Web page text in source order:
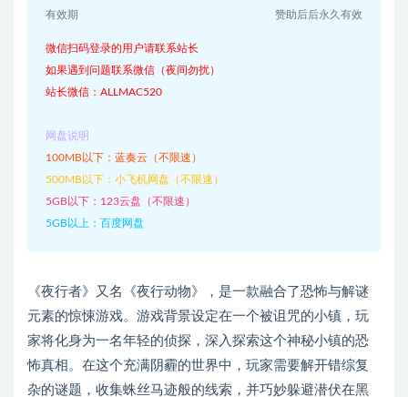
有效期 赞助后后永久有效
微信扫码登录的用户请联系站长
如果遇到问题联系微信（夜间勿扰）
站长微信：ALLMAC520
网盘说明
100MB以下：蓝奏云（不限速）
500MB以下：小飞机网盘（不限速）
5GB以下：123云盘（不限速）
5GB以上：百度网盘
《夜行者》又名《夜行动物》，是一款融合了恐怖与解谜
元素的惊悚游戏。游戏背景设定在一个被诅咒的小镇，玩
家将化身为一名年轻的侦探，深入探索这个神秘小镇的恐
怖真相。在这个充满阴霾的世界中，玩家需要解开错综复
杂的谜题，收集蛛丝马迹般的线索，并巧妙躲避潜伏在黑